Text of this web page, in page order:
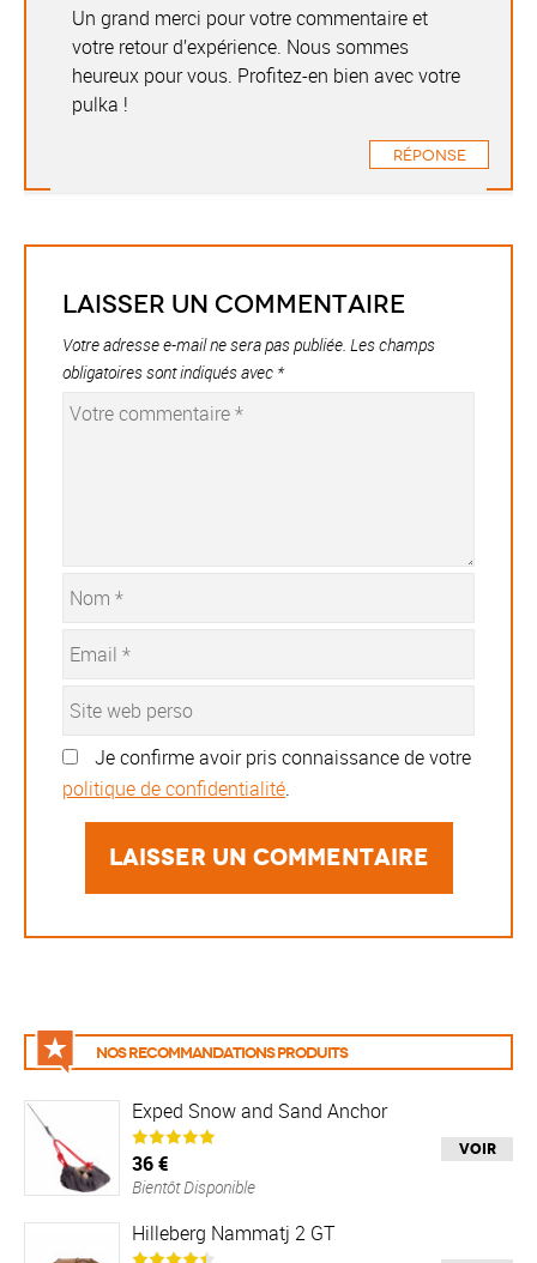
Un grand merci pour votre commentaire et
votre retour d’expérience. Nous sommes
heureux pour vous. Profitez-en bien avec votre
pulka !
Réponse
Laisser un commentaire
Votre adresse e-mail ne sera pas publiée. Les champs
obligatoires sont indiqués avec *
Je confirme avoir pris connaissance de votre
politique de confidentialité.
Nos recommandations produits
Exped Snow and Sand Anchor
36 €
Bientôt Disponible
Voir
Hilleberg Nammatj 2 GT